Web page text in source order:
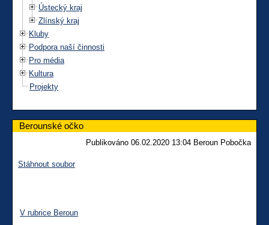
Ústecký kraj
Zlínský kraj
Kluby
Podpora naší činnosti
Pro média
Kultura
Projekty
Berounské očko
Publikováno 06.02.2020 13:04 Beroun Pobočka
Stáhnout soubor
V rubrice Beroun